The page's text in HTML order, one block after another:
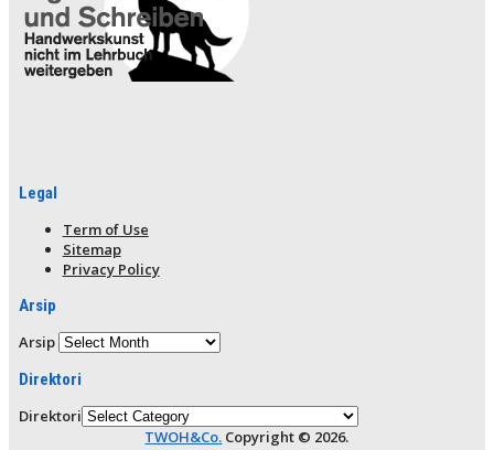
Legal
Term of Use
Sitemap
Privacy Policy
Arsip
Arsip
Direktori
Direktori
TWOH&Co. Copyright © 2026.